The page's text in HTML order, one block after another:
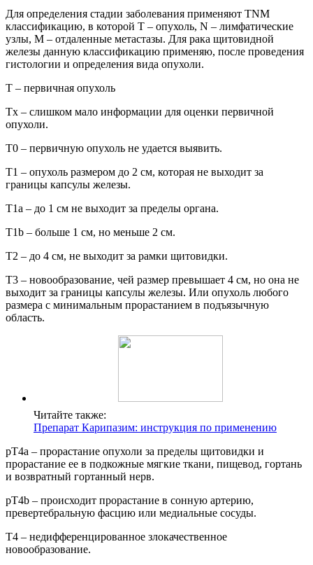
Для определения стадии заболевания применяют TNM
классификацию, в которой T – опухоль, N – лимфатические
узлы, M – отдаленные метастазы. Для рака щитовидной
железы данную классификацию применяю, после проведения
гистологии и определения вида опухоли.
T – первичная опухоль
Tx – слишком мало информации для оценки первичной
опухоли.
T0 – первичную опухоль не удается выявить.
T1 – опухоль размером до 2 см, которая не выходит за
границы капсулы железы.
T1a – до 1 см не выходит за пределы органа.
T1b – больше 1 см, но меньше 2 см.
T2 – до 4 см, не выходит за рамки щитовидки.
T3 – новообразование, чей размер превышает 4 см, но она не
выходит за границы капсулы железы. Или опухоль любого
размера с минимальным прорастанием в подъязычную
область.
Читайте также:
Препарат Карипазим: инструкция по применению
pT4a – прорастание опухоли за пределы щитовидки и
прорастание ее в подкожные мягкие ткани, пищевод, гортань
и возвратный гортанный нерв.
pT4b – происходит прорастание в сонную артерию,
превертебральную фасцию или медиальные сосуды.
T4 – недифференцированное злокачественное
новообразование.